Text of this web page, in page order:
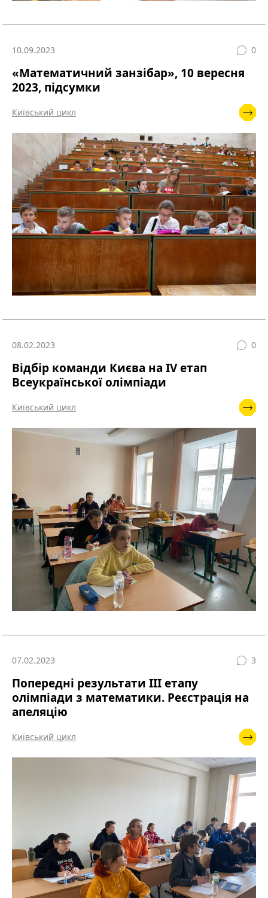
10.09.2023 0
«Математичний занзібар», 10 вересня
2023, підсумки
Київський цикл
08.02.2023 0
Відбір команди Києва на IV етап
Всеукраїнської олімпіади
Київський цикл
07.02.2023 3
Попередні результати ІІІ етапу
олімпіади з математики. Реєстрація на
апеляцію
Київський цикл